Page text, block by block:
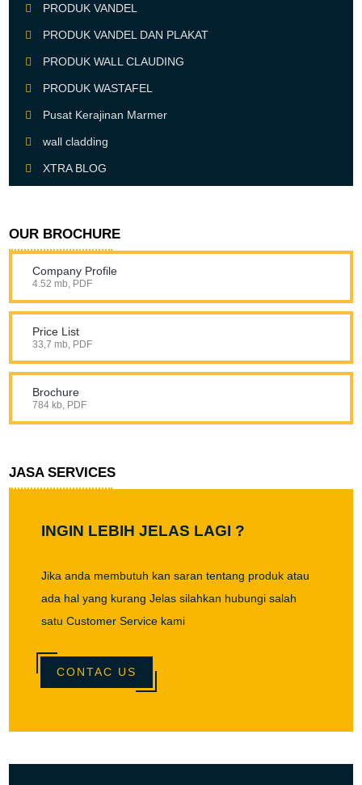
PRODUK VANDEL
PRODUK VANDEL DAN PLAKAT
PRODUK WALL CLAUDING
PRODUK WASTAFEL
Pusat Kerajinan Marmer
wall cladding
XTRA BLOG
OUR BROCHURE
Company Profile
4.52 mb, PDF
Price List
33,7 mb, PDF
Brochure
784 kb, PDF
JASA SERVICES
INGIN LEBIH JELAS LAGI ?
Jika anda membutuh kan saran tentang produk atau
ada hal yang kurang Jelas silahkan hubungi salah
satu Customer Service kami
CONTAC US